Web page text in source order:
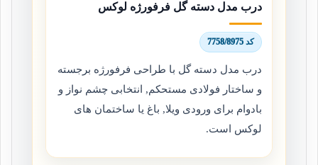
درب مدل دسته گل فرفورژه لوکس
کد 7758/8975
درب مدل دسته گل با طراحی فرفورژه برجسته
و ساختار فولادی مستحکم, انتخابی چشم نواز و
بادوام برای ورودی ویلا, باغ یا ساختمان های
لوکس است.